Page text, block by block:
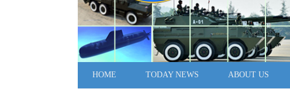
HOME TODAY NEWS ABOUT US